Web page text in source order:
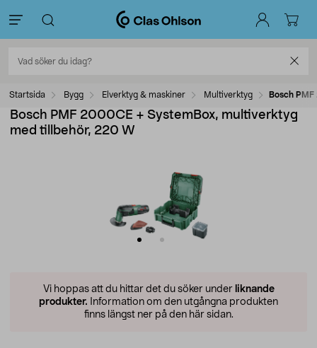
Startsida Bygg Elverktyg & maskiner Multiverktyg Bosch
Bosch PMF 2000CE + SystemBox, multiverktyg
med tillbehör, 220 W
Vi hoppas att du hittar det du söker under liknande
produkter. Information om den utgångna produkten
finns längst ner på den här sidan.